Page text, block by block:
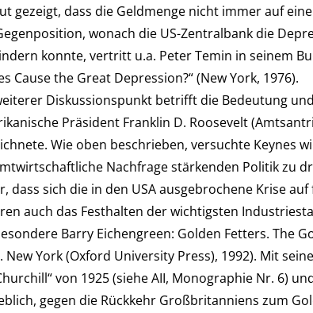
gezeigt, dass die Geldmenge nicht immer auf
wonach die US-Zentralbank die
konnte, vertritt u.a. Peter Temin in seinem
Cause the Great Depression?“ (New York, 1976).
Diskussionspunkt betrifft die Bedeutung
Präsident Franklin D. Roosevelt
Wie oben beschrieben, versuchte Keynes
Nachfrage stärkenden Politik zu
dass sich die in den USA ausgebrochene Krise
auch das Festhalten der wichtigsten
Barry Eichengreen: Golden Fetters. The
New York (Oxford University Press), 1992). Mit
von 1925 (siehe AII, Monographie Nr. 6)
gegen die Rückkehr Großbritanniens zum